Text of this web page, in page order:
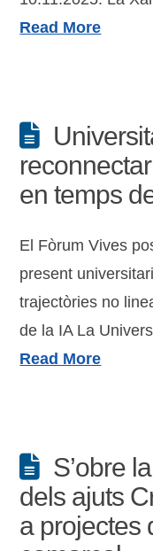
Read More
en temps
El Fòrum Vives
present
trajectòries no
de la IA La
Read More
S’obre
dels ajuts
a projectes